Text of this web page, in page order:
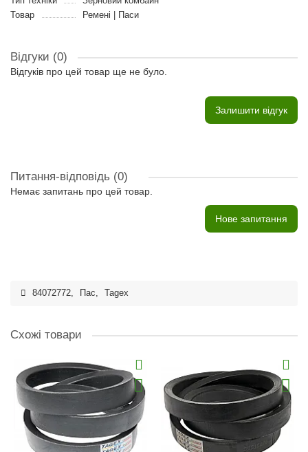
Товар
Ремені | Паси
Відгуки (0)
Відгуків про цей товар ще не було.
Залишити відгук
Питання-відповідь (0)
Немає запитань про цей товар.
Нове запитання
84072772, Пас, Tagex
Схожі товари